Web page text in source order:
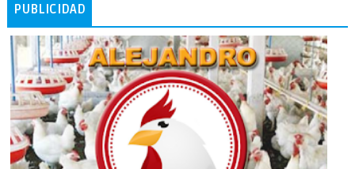
PUBLICIDAD